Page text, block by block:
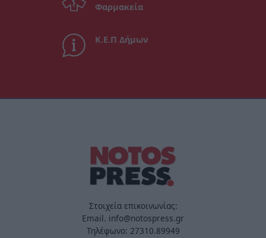
Φαρμακεία
Κ.Ε.Π Δήμων
Στοιχεία επικοινωνίας:
Email. info@notospress.gr
Τηλέφωνο: 27310.89949